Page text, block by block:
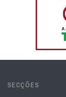
SECÇÕES